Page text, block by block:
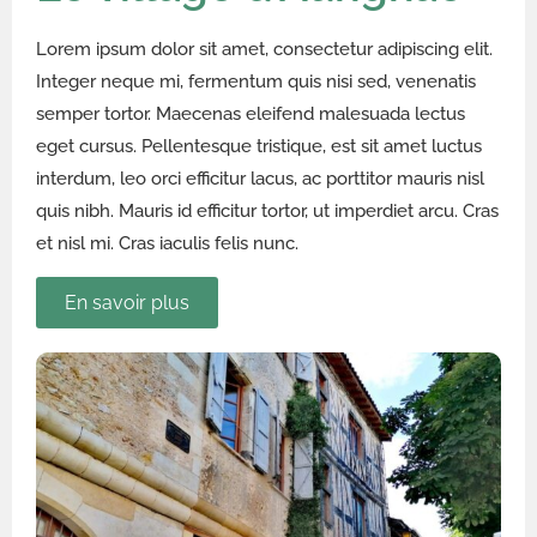
Lorem ipsum dolor sit amet, consectetur adipiscing elit.
Integer neque mi, fermentum quis nisi sed, venenatis
semper tortor. Maecenas eleifend malesuada lectus
eget cursus. Pellentesque tristique, est sit amet luctus
interdum, leo orci efficitur lacus, ac porttitor mauris nisl
quis nibh. Mauris id efficitur tortor, ut imperdiet arcu. Cras
et nisl mi. Cras iaculis felis nunc.
En savoir plus